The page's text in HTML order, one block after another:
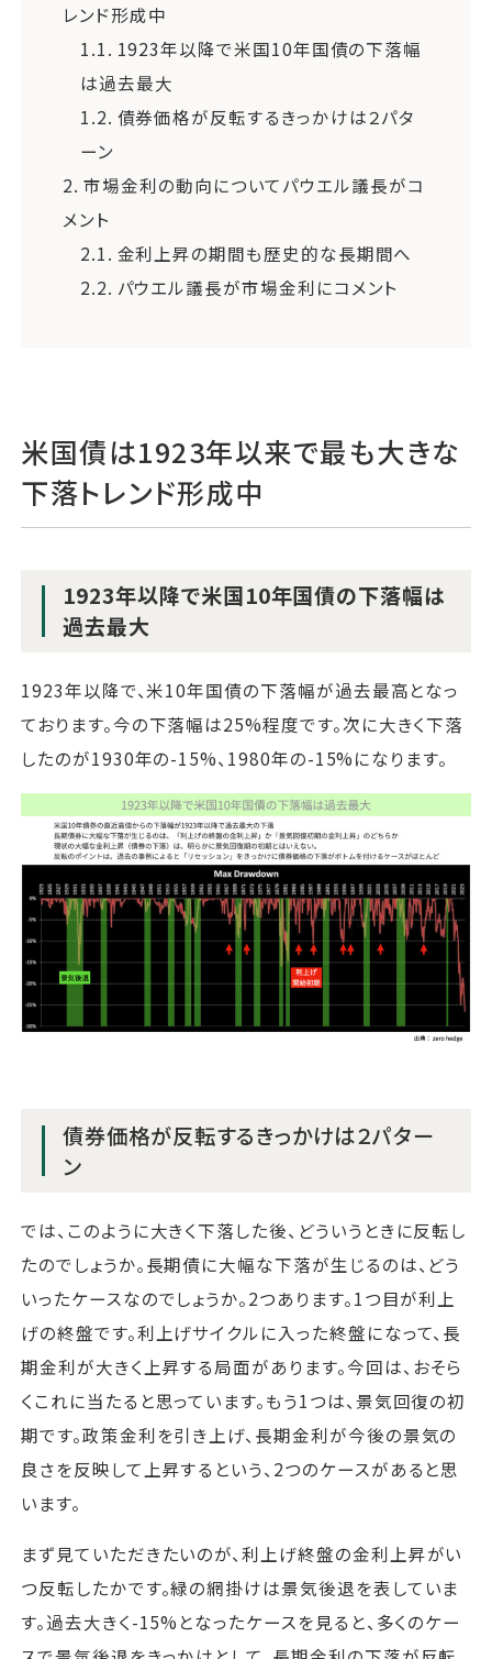
レンド形成中
1.1. 1923年以降で米国10年国債の下落幅
は過去最大
1.2. 債券価格が反転するきっかけは２パタ
ーン
2. 市場金利の動向についてパウエル議長がコ
メント
2.1. 金利上昇の期間も歴史的な長期間へ
2.2. パウエル議長が市場金利にコメント
米国債は1923年以来で最も大きな
下落トレンド形成中
1923年以降で米国10年国債の下落幅は
過去最大
1923年以降で、米10年国債の下落幅が過去最高となっ
ております。今の下落幅は25%程度です。次に大きく下落
したのが1930年の-15%、1980年の-15%になります。
債券価格が反転するきっかけは２パター
ン
では、このように大きく下落した後、どういうときに反転し
たのでしょうか。長期債に大幅な下落が生じるのは、どう
いったケースなのでしょうか。2つあります。1つ目が利上
げの終盤です。利上げサイクルに入った終盤になって、長
期金利が大きく上昇する局面があります。今回は、おそら
くこれに当たると思っています。もう1つは、景気回復の初
期です。政策金利を引き上げ、長期金利が今後の景気の
良さを反映して上昇するという、2つのケースがあると思
います。
まず見ていただきたいのが、利上げ終盤の金利上昇がい
つ反転したかです。緑の網掛けは景気後退を表していま
す。過去大きく-15%となったケースを見ると、多くのケー